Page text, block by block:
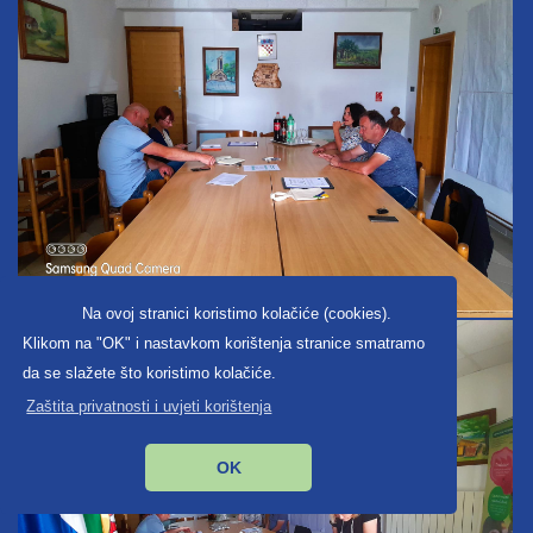
Na ovoj stranici koristimo kolačiće (cookies).
Klikom na "OK" i nastavkom korištenja stranice smatramo
da se slažete što koristimo kolačiće.
Zaštita privatnosti i uvjeti korištenja
OK